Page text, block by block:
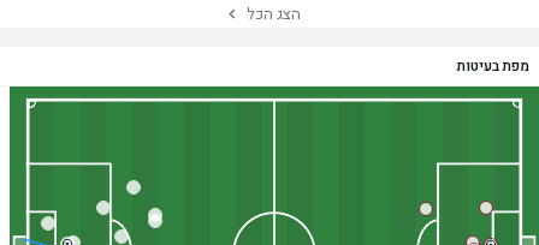
הצג הכל
מפת בעיטות